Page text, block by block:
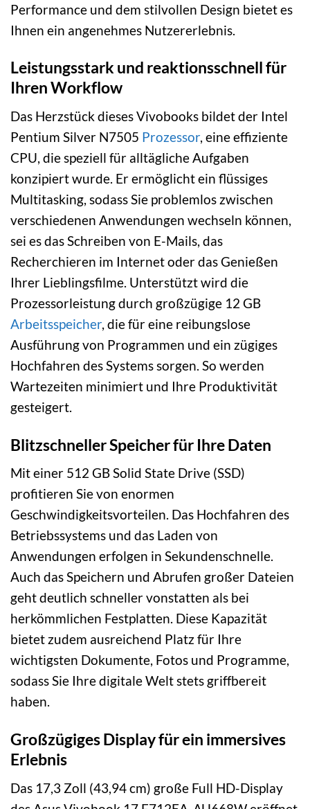
Performance und dem stilvollen Design bietet es
Ihnen ein angenehmes Nutzererlebnis.
Leistungsstark und reaktionsschnell für
Ihren Workflow
Das Herzstück dieses Vivobooks bildet der Intel
Pentium Silver N7505 Prozessor, eine effiziente
CPU, die speziell für alltägliche Aufgaben
konzipiert wurde. Er ermöglicht ein flüssiges
Multitasking, sodass Sie problemlos zwischen
verschiedenen Anwendungen wechseln können,
sei es das Schreiben von E-Mails, das
Recherchieren im Internet oder das Genießen
Ihrer Lieblingsfilme. Unterstützt wird die
Prozessorleistung durch großzügige 12 GB
Arbeitsspeicher, die für eine reibungslose
Ausführung von Programmen und ein zügiges
Hochfahren des Systems sorgen. So werden
Wartezeiten minimiert und Ihre Produktivität
gesteigert.
Blitzschneller Speicher für Ihre Daten
Mit einer 512 GB Solid State Drive (SSD)
profitieren Sie von enormen
Geschwindigkeitsvorteilen. Das Hochfahren des
Betriebssystems und das Laden von
Anwendungen erfolgen in Sekundenschnelle.
Auch das Speichern und Abrufen großer Dateien
geht deutlich schneller vonstatten als bei
herkömmlichen Festplatten. Diese Kapazität
bietet zudem ausreichend Platz für Ihre
wichtigsten Dokumente, Fotos und Programme,
sodass Sie Ihre digitale Welt stets griffbereit
haben.
Großzügiges Display für ein immersives
Erlebnis
Das 17,3 Zoll (43,94 cm) große Full HD-Display